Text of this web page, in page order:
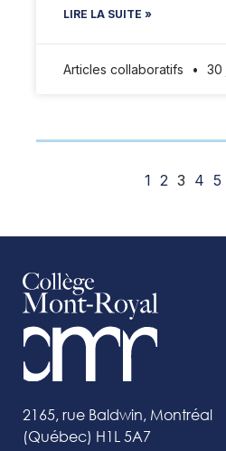
LIRE LA SUITE »
Articles collaboratifs 30
1 2 3 4 5
2165, rue Baldwin, Montréal
(Québec) H1L 5A7